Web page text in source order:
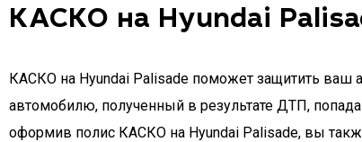
КАСКО на Hyundai
КАСКО на Hyundai Palisade поможет защитить ваш
автомобилю, полученный в результате ДТП,
оформив полис КАСКО на Hyundai Palisade, вы